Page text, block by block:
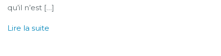
qu’il n’est […]
Lire la suite